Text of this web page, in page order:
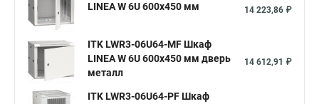
LINEA W 6U 600x450 мм
14 223,86 ₽
ITK LWR3-06U64-MF Шкаф
LINEA W 6U 600x450 мм дверь
металл
14 612,91 ₽
ITK LWR3-06U64-PF Шкаф